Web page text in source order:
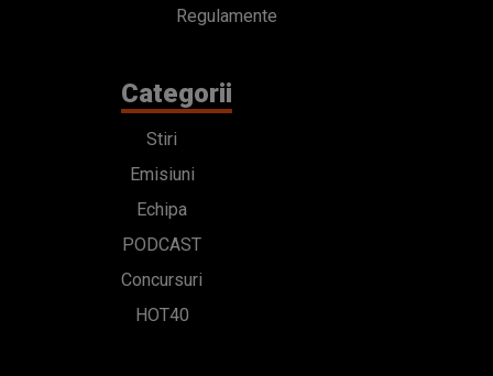
Regulamente
Categorii
Stiri
Emisiuni
Echipa
PODCAST
Concursuri
HOT40